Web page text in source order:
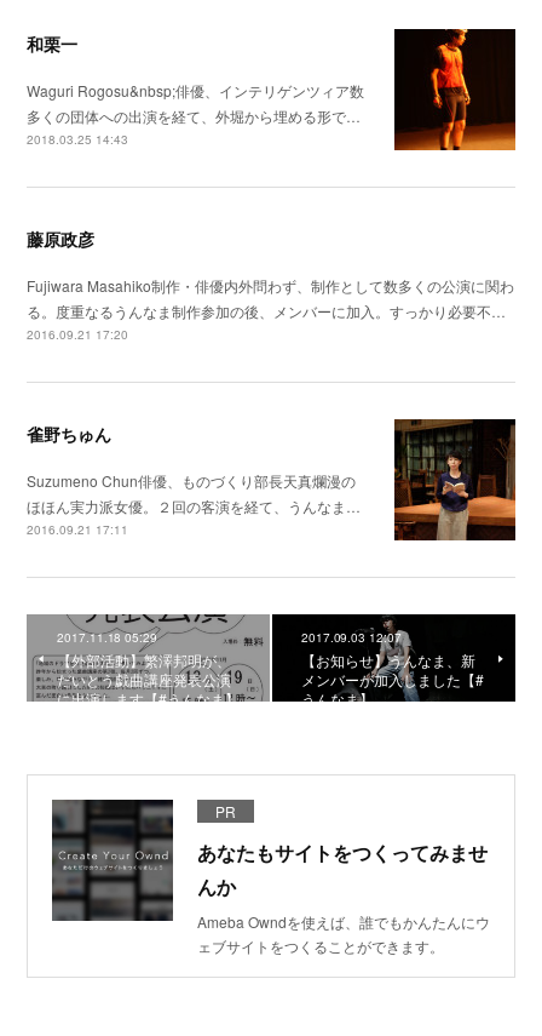
和栗一
Waguri Rogosu&nbsp;俳優、インテリゲンツィア数
多くの団体への出演を経て、外堀から埋める形で…
2018.03.25 14:43
藤原政彦
Fujiwara Masahiko制作・俳優内外問わず、制作として数多くの公演に関わ
る。度重なるうんなま制作参加の後、メンバーに加入。すっかり必要不…
2016.09.21 17:20
雀野ちゅん
Suzumeno Chun俳優、ものづくり部長天真爛漫の
ほほん実力派女優。２回の客演を経て、うんなま…
2016.09.21 17:11
2017.11.18 05:29
【外部活動】繁澤邦明が、
だいとう戯曲講座発表公演
に出演します【#うんなま】
2017.09.03 12:07
【お知らせ】うんなま、新
メンバーが加入しました【#
うんなま】
PR
あなたもサイトをつくってみませ
んか
Ameba Owndを使えば、誰でもかんたんにウ
ェブサイトをつくることができます。